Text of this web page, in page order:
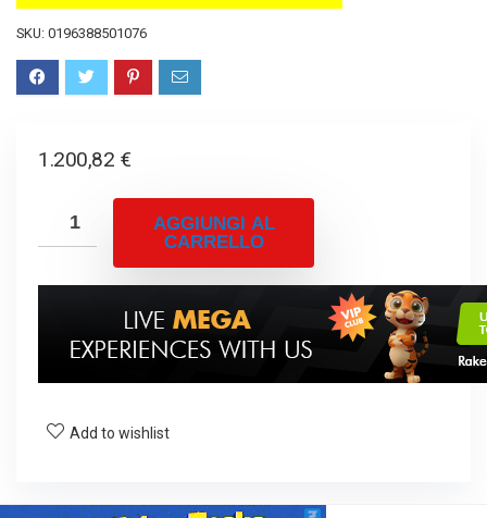
SKU: 0196388501076
1.200,82 €
AGGIUNGI AL
CARRELLO
Add to wishlist